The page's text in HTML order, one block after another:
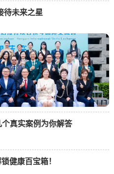
待未来之星
真实案例为你解答
健康百宝箱！